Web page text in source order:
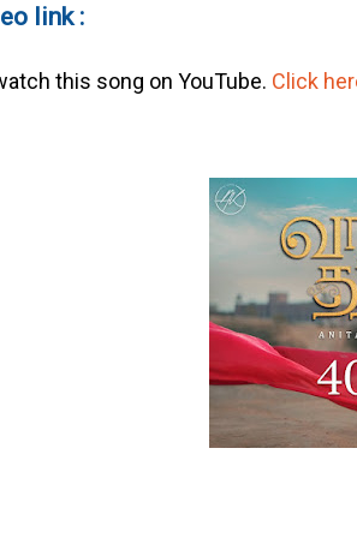
link :
this song on YouTube. Click